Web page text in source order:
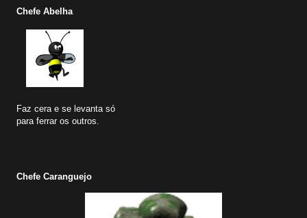
Chefe Abelha
Faz cera e se levanta só
para ferrar os outros.
Chefe Caranguejo